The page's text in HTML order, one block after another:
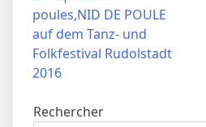
poules,NID DE POULE
auf dem Tanz- und
Folkfestival Rudolstadt
2016
Rechercher